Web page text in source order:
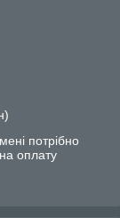
потрібно
оплату